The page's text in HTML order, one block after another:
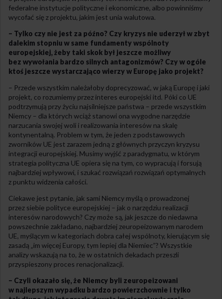
federalne instytucje polityczne i ekonomiczne, albo powinniśmy
wycofać się z projektu, jakim jest unia walutowa.
– Tylko czy nie jest za późno? Czy kryzys nie uderzył w zbyt
dalekim stopniu w same fundamenty wspólnoty
europejskiej, żeby taki skok był jeszcze możliwy
bez wywołania bardzo silnych antagonizmów? Czy w ogóle
ktoś jeszcze wystarczająco wierzy w Europę jako projekt?
– Przede wszystkim należałoby doprecyzować, w jaką Europę i jaki
projekt, co rozumiemy przez interes europejski itd. Póki co UE
podtrzymują przy życiu najsilniejsze państwa – przede wszystkim
Niemcy – dla których wciąż stanowi ona wygodne narzędzie
narzucania swojej woli i realizowania interesów na skalę
kontynentalną. Problem w tym, że jeden z podstawowych
zworników UE jest zarazem jedną z głównych przyczyn kryzysu
integracji europejskiej. Musimy wyjść z paradygmatu, w którym
strategia polityczna UE opiera się na tym, co wypracują i forsują
najbardziej wpływowi, i szukać rozwiązań rozwiązań optymalnych
z punktu widzenia całości.
Ciekawe jest pytanie, jak sami Niemcy myślą o prowadzonej
przez siebie polityce europejskiej – jak o narzędziu realizacji
interesów narodowych? Czy może są, jak jeszcze do niedawna
powszechnie zakładano, najbardziej zeuropeizowanym narodem
UE, myślącym w kategoriach dobra całej wspólnoty, kierującym się
zasadą „im więcej Europy, tym lepiej dla Niemiec”? Wszystkie
analizy wskazują na to, że w ostatnich dekadach przeszli
przyspieszony proces renacjonalizacji.
– Czyli okazało się, że Niemcy byli zeuropeizowani
w najlepszym wypadku bardzo powierzchownie i tylko